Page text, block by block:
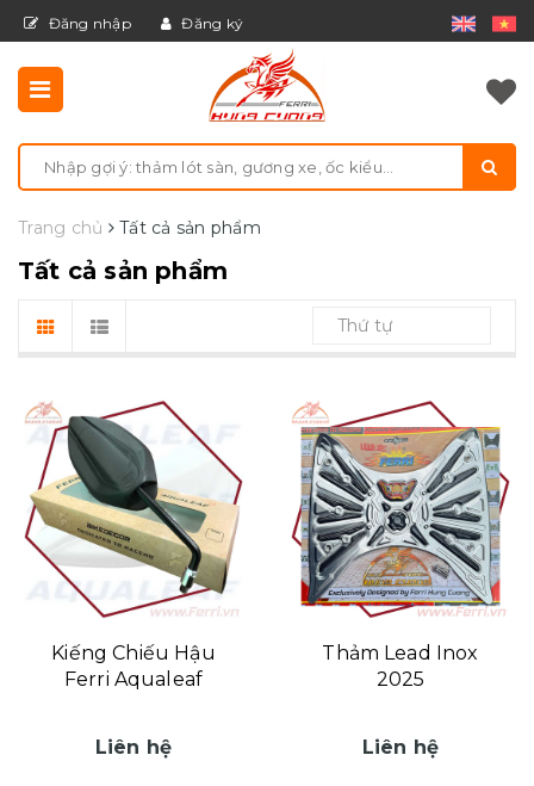
Đăng nhập Đăng ký
Trang chủ Tất cả sản phẩm
Tất cả sản phẩm
Thứ tự
Kiếng Chiếu Hậu
Ferri Aqualeaf
Liên hệ
Thảm Lead Inox
2025
Liên hệ